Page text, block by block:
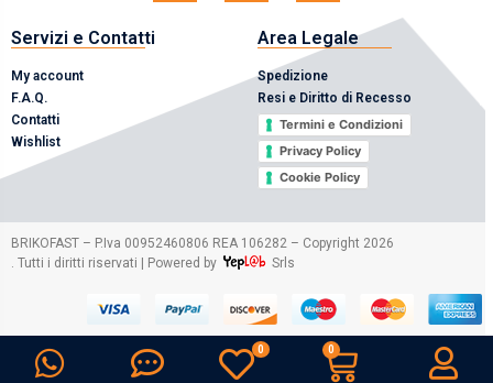
Servizi e Contatti
My account
F.A.Q.
Contatti
Wishlist
Area Legale
Spedizione
Resi e Diritto di Recesso
Termini e Condizioni
Privacy Policy
Cookie Policy
BRIKOFAST – P.Iva 00952460806 REA 106282 – Copyright 2026
. Tutti i diritti riservati | Powered by
Srls
0 0